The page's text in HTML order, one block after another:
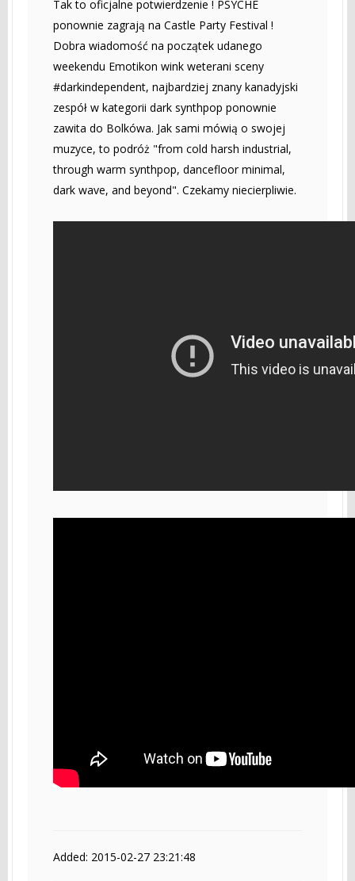
Tak to oficjalne potwierdzenie ! PSYCHE
ponownie zagrają na Castle Party Festival !
Dobra wiadomość na początek udanego
weekendu Emotikon wink weterani sceny
‪#‎darkindependent‬, najbardziej znany kanadyjski
zespół w kategorii dark synthpop ponownie
zawita do Bolkówa. Jak sami mówią o swojej
muzyce, to podróż "from cold harsh industrial,
through warm synthpop, dancefloor minimal,
dark wave, and beyond". Czekamy niecierpliwie.
Added: 2015-02-27 23:21:48